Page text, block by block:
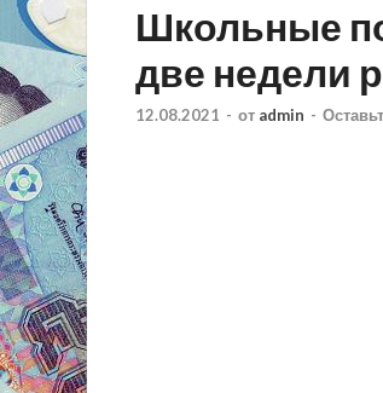
Школьные
две недели
12.08.2021 - от admin -